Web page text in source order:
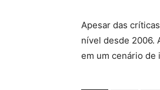
Apesar das
nível desde 2006.
em um cenário de